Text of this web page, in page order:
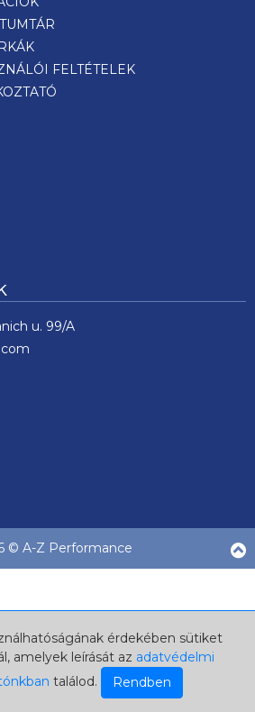
érdekében sütiket
amelyek leírását az adatvédelmi
találod. Rendben
FELTÉTELEK
u. 99/A
© A-Z Performance